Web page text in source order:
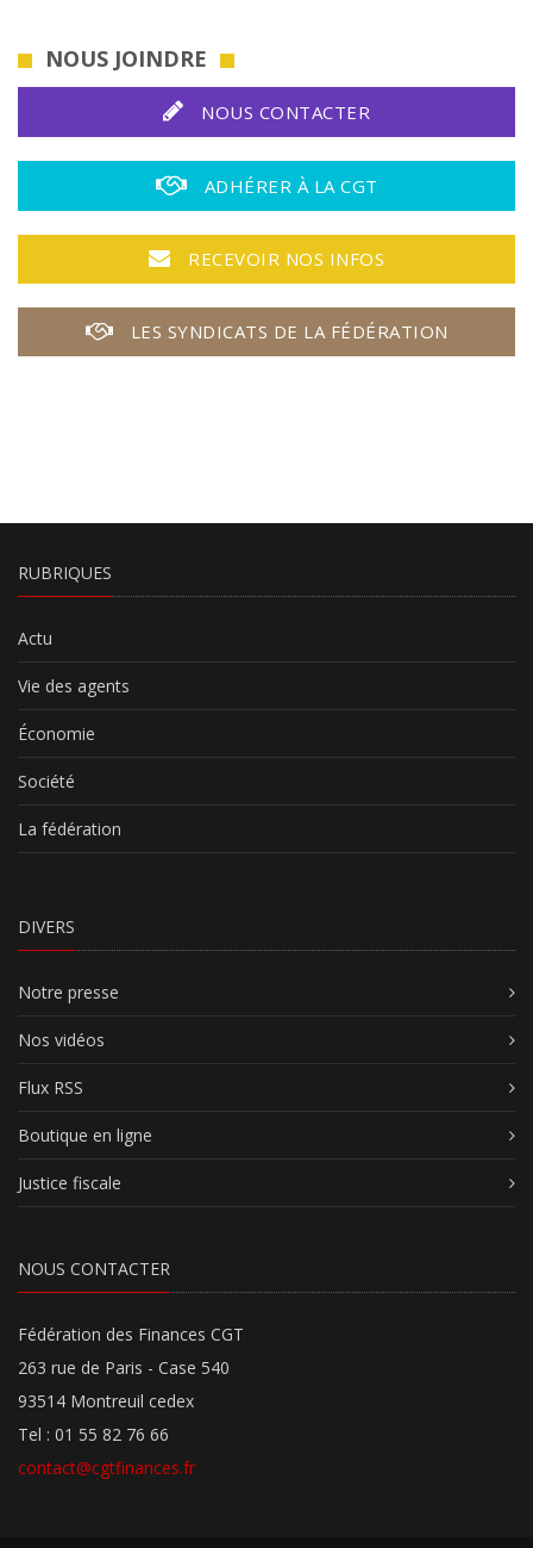
NOUS JOINDRE
NOUS CONTACTER
ADHÉRER À LA CGT
RECEVOIR NOS INFOS
LES SYNDICATS DE LA FÉDÉRATION
RUBRIQUES
Actu
Vie des agents
Économie
Société
La fédération
DIVERS
Notre presse
Nos vidéos
Flux RSS
Boutique en ligne
Justice fiscale
NOUS CONTACTER
Fédération des Finances CGT
263 rue de Paris - Case 540
93514 Montreuil cedex
Tel : 01 55 82 76 66
contact@cgtfinances.fr